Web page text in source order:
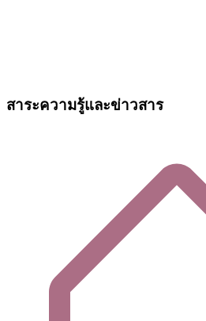
สาระความรู้และข่าวสาร